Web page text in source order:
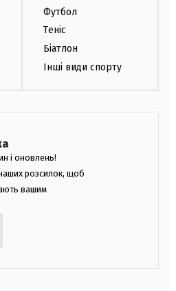
Футбол
Теніс
Біатлон
Інші види спорту
і оновлень!
розсилок, щоб
вашим